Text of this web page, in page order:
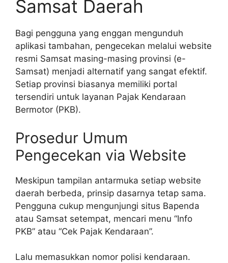
Samsat Daerah
Bagi pengguna yang enggan mengunduh
aplikasi tambahan, pengecekan melalui website
resmi Samsat masing-masing provinsi (e-
Samsat) menjadi alternatif yang sangat efektif.
Setiap provinsi biasanya memiliki portal
tersendiri untuk layanan Pajak Kendaraan
Bermotor (PKB).
Prosedur Umum
Pengecekan via Website
Meskipun tampilan antarmuka setiap website
daerah berbeda, prinsip dasarnya tetap sama.
Pengguna cukup mengunjungi situs Bapenda
atau Samsat setempat, mencari menu “Info
PKB” atau “Cek Pajak Kendaraan”.
Lalu memasukkan nomor polisi kendaraan.